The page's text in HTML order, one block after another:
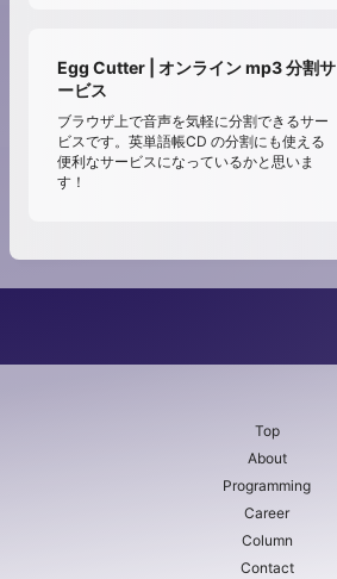
Egg Cutter | オンライン mp3 分割サ
ービス
ブラウザ上で音声を気軽に分割できるサー
ビスです。英単語帳CD の分割にも使える
便利なサービスになっているかと思いま
す！
Top
About
Programming
Career
Column
Contact